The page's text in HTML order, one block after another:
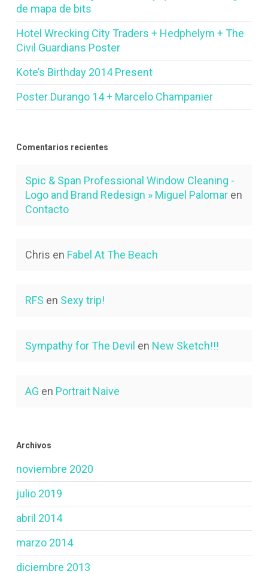
de mapa de bits
Hotel Wrecking City Traders + Hedphelym + The
Civil Guardians Poster
Kote’s Birthday 2014 Present
Poster Durango 14 + Marcelo Champanier
Comentarios recientes
Spic & Span Professional Window Cleaning -
Logo and Brand Redesign » Miguel Palomaren
Contacto
Chris en Fabel At The Beach
RFS en Sexy trip!
Sympathy for The Devil en New Sketch!!!
AG en Portrait Naive
Archivos
noviembre 2020
julio 2019
abril 2014
marzo 2014
diciembre 2013